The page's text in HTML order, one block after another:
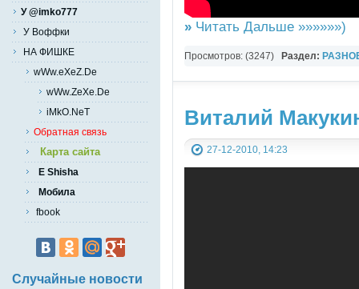
» Читать Дальше »»»»»»)
Просмотров: (3247) Раздел:
Виталий
27-12-2010, 14:23
У @imko777
У Воффки
НА ФИШКЕ
wWw.eXeZ.De
wWw.ZeXe.De
iMkO.NeT
Обратная связь
Карта сайта
E Shisha
Мобила
fbook
Случайные новости